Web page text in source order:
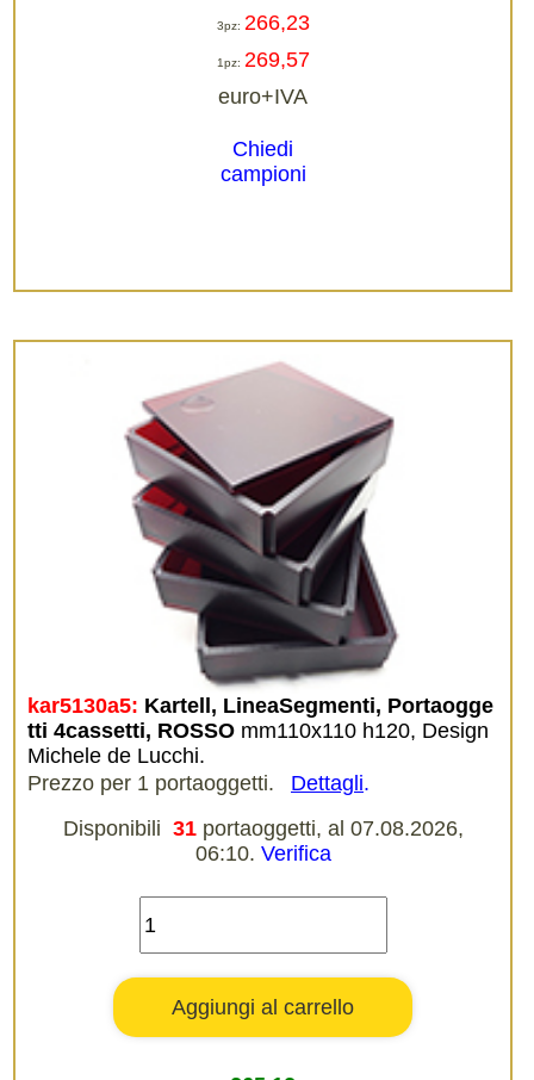
3pz: 266,23
1pz: 269,57
euro+IVA
Chiedi
campioni
kar5130a5: Kartell, LineaSegmenti, Portaogge
tti 4cassetti, ROSSO mm110x110 h120, Design
Michele de Lucchi.
Prezzo per 1 portaoggetti.
Dettagli.
Disponibili 31 portaoggetti, al 07.08.2026,
06:10. Verifica